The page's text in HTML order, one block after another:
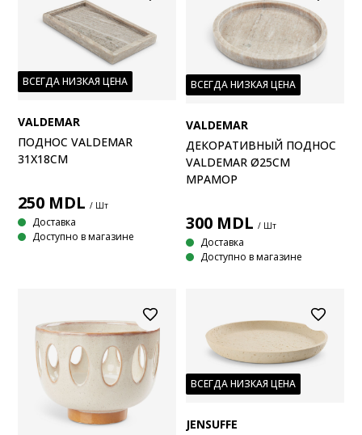
ВСЕГДА НИЗКАЯ ЦЕНА
VALDEMAR
ПОДНОС VALDEMAR
31X18СМ
250 MDL / Шт
Доставка
Доступно в магазине
ВСЕГДА НИЗКАЯ ЦЕНА
VALDEMAR
ДЕКОРАТИВНЫЙ ПОДНОС
VALDEMAR Ø25СМ
МРАМОР
300 MDL / Шт
Доставка
Доступно в магазине
ВСЕГДА НИЗКАЯ ЦЕНА
JENSUFFE